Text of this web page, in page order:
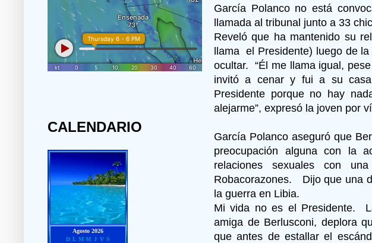
García Polanco no está
llamada al tribunal junto a 33
Reveló que ha mantenido su
llama el Presidente) luego de
ocultar. “Él me llama igual,
invitó a cenar y fui a su
Presidente porque no hay
alejarme”, expresó la joven por
García Polanco aseguró que
preocupación alguna con la
relaciones sexuales con
Robacorazones. Dijo que una
la guerra en Libia.
Mi vida no es el Presidente.
amiga de Berlusconi, deplora
que antes de estallar el
CALENDARIO